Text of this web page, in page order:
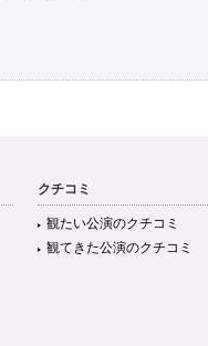
クチコミ
観たい公演のクチコミ
観てきた公演のクチコミ